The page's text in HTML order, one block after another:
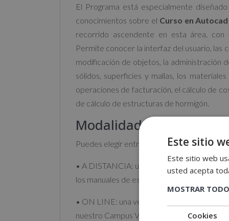
El Programa está especialmente
conocimientos sobre el Curso en
recorrido ascendente en esta área, con
Permite conocer la interfaz del usuario, las
modificación de objetos, la administración
sólidos, superficies y mallas, los
operaciones de facturación, el cálculo de
de cálculo de estructuras de hormigón.
Modalidad:
Puedes elegir entre:
• A DISTANCIA: una vez recibida tu
los manuales de estudio y del cuaderno de
• ON LINE: una vez recibida tu matrícula,
nuestro Campus Virtual donde encontrarás
Este sitio
Este sitio web
usted acepta
MOSTRAR
Cookies